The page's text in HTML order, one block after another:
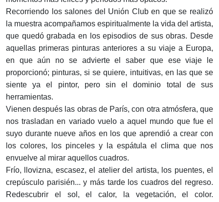
Recorriendo los salones del Unión Club en que se realizó
la muestra acompañamos espiritualmente la vida del artista,
que quedó grabada en los episodios de sus obras. Desde
aquellas primeras pinturas anteriores a su viaje a Europa,
en que aún no se advierte el saber que ese viaje le
proporcionó; pinturas, si se quiere, intuitivas, en las que se
siente ya el pintor, pero sin el dominio total de sus
herramientas.
Vienen después las obras de París, con otra atmósfera, que
nos trasladan en variado vuelo a aquel mundo que fue el
suyo durante nueve años en los que aprendió a crear con
los colores, los pinceles y la espátula el clima que nos
envuelve al mirar aquellos cuadros.
Frío, llovizna, escasez, el atelier del artista, los puentes, el
crepúsculo parisién... y más tarde los cuadros del regreso.
Redescubrir el sol, el calor, la vegetación, el color.